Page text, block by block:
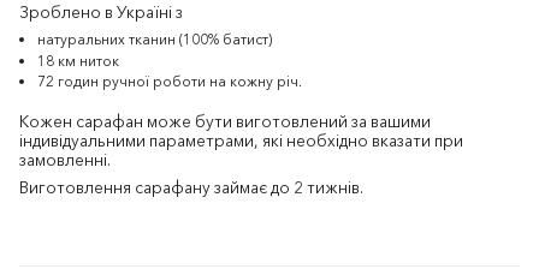
Зроблено в Україні з
натуральних тканин (100% батист)
18 км ниток
72 годин ручної роботи на кожну річ.
Кожен сарафан може бути виготовлений за вашими
індивідуальними параметрами, які необхідно вказати при
замовленні.
Виготовлення сарафану займає до 2 тижнів.